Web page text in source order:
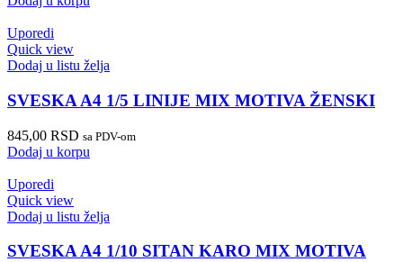
Uporedi
Quick view
Dodaj u listu želja
SVESKA A4 1/5 LINIJE MIX MOTIVA ŽENSKI
845,00 RSD sa PDV-om
Dodaj u korpu
Uporedi
Quick view
Dodaj u listu želja
SVESKA A4 1/10 SITAN KARO MIX MOTIVA